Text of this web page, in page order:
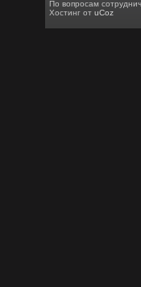
По вопросам
Хостинг отuCoz